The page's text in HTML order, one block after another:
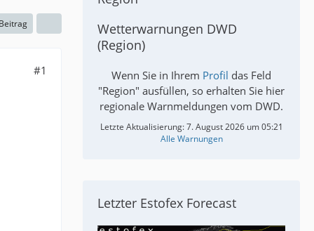
#1
Wetterwarnungen DWD
(Region)
Wenn Sie in Ihrem Profil das Feld
"Region" ausfüllen, so erhalten Sie hier
regionale Warnmeldungen vom DWD.
Letzte Aktualisierung:7. August 2026 um 05:21
Alle Warnungen
Letzter Estofex Forecast